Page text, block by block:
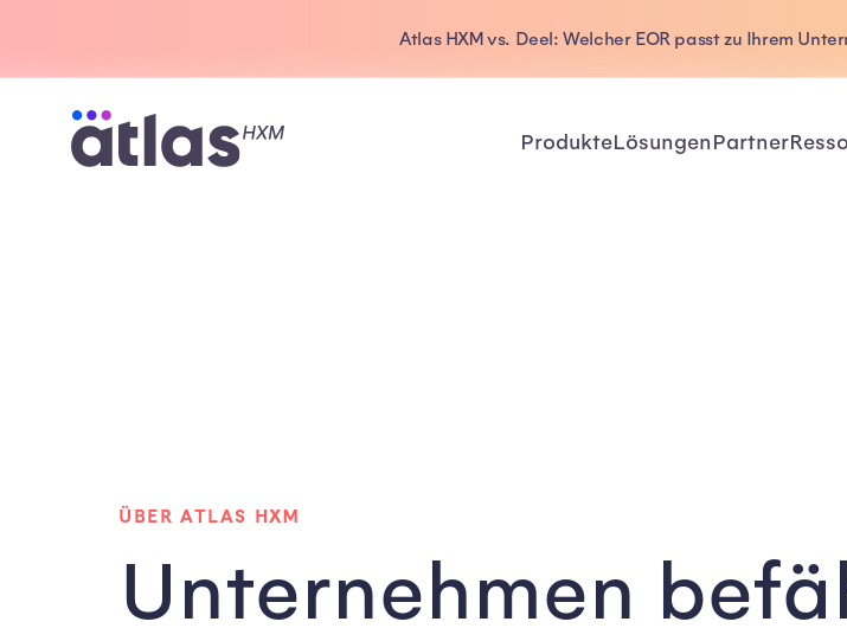
Atlas HXM vs. Deel: Welcher EOR passt zu Ihrem
ProdukteLösungenPartner
ÜBER ATLAS HXM
Unternehmen